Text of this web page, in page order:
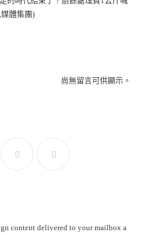
體集團)
尚無留言可供顯示。
content delivered to your mailbox a